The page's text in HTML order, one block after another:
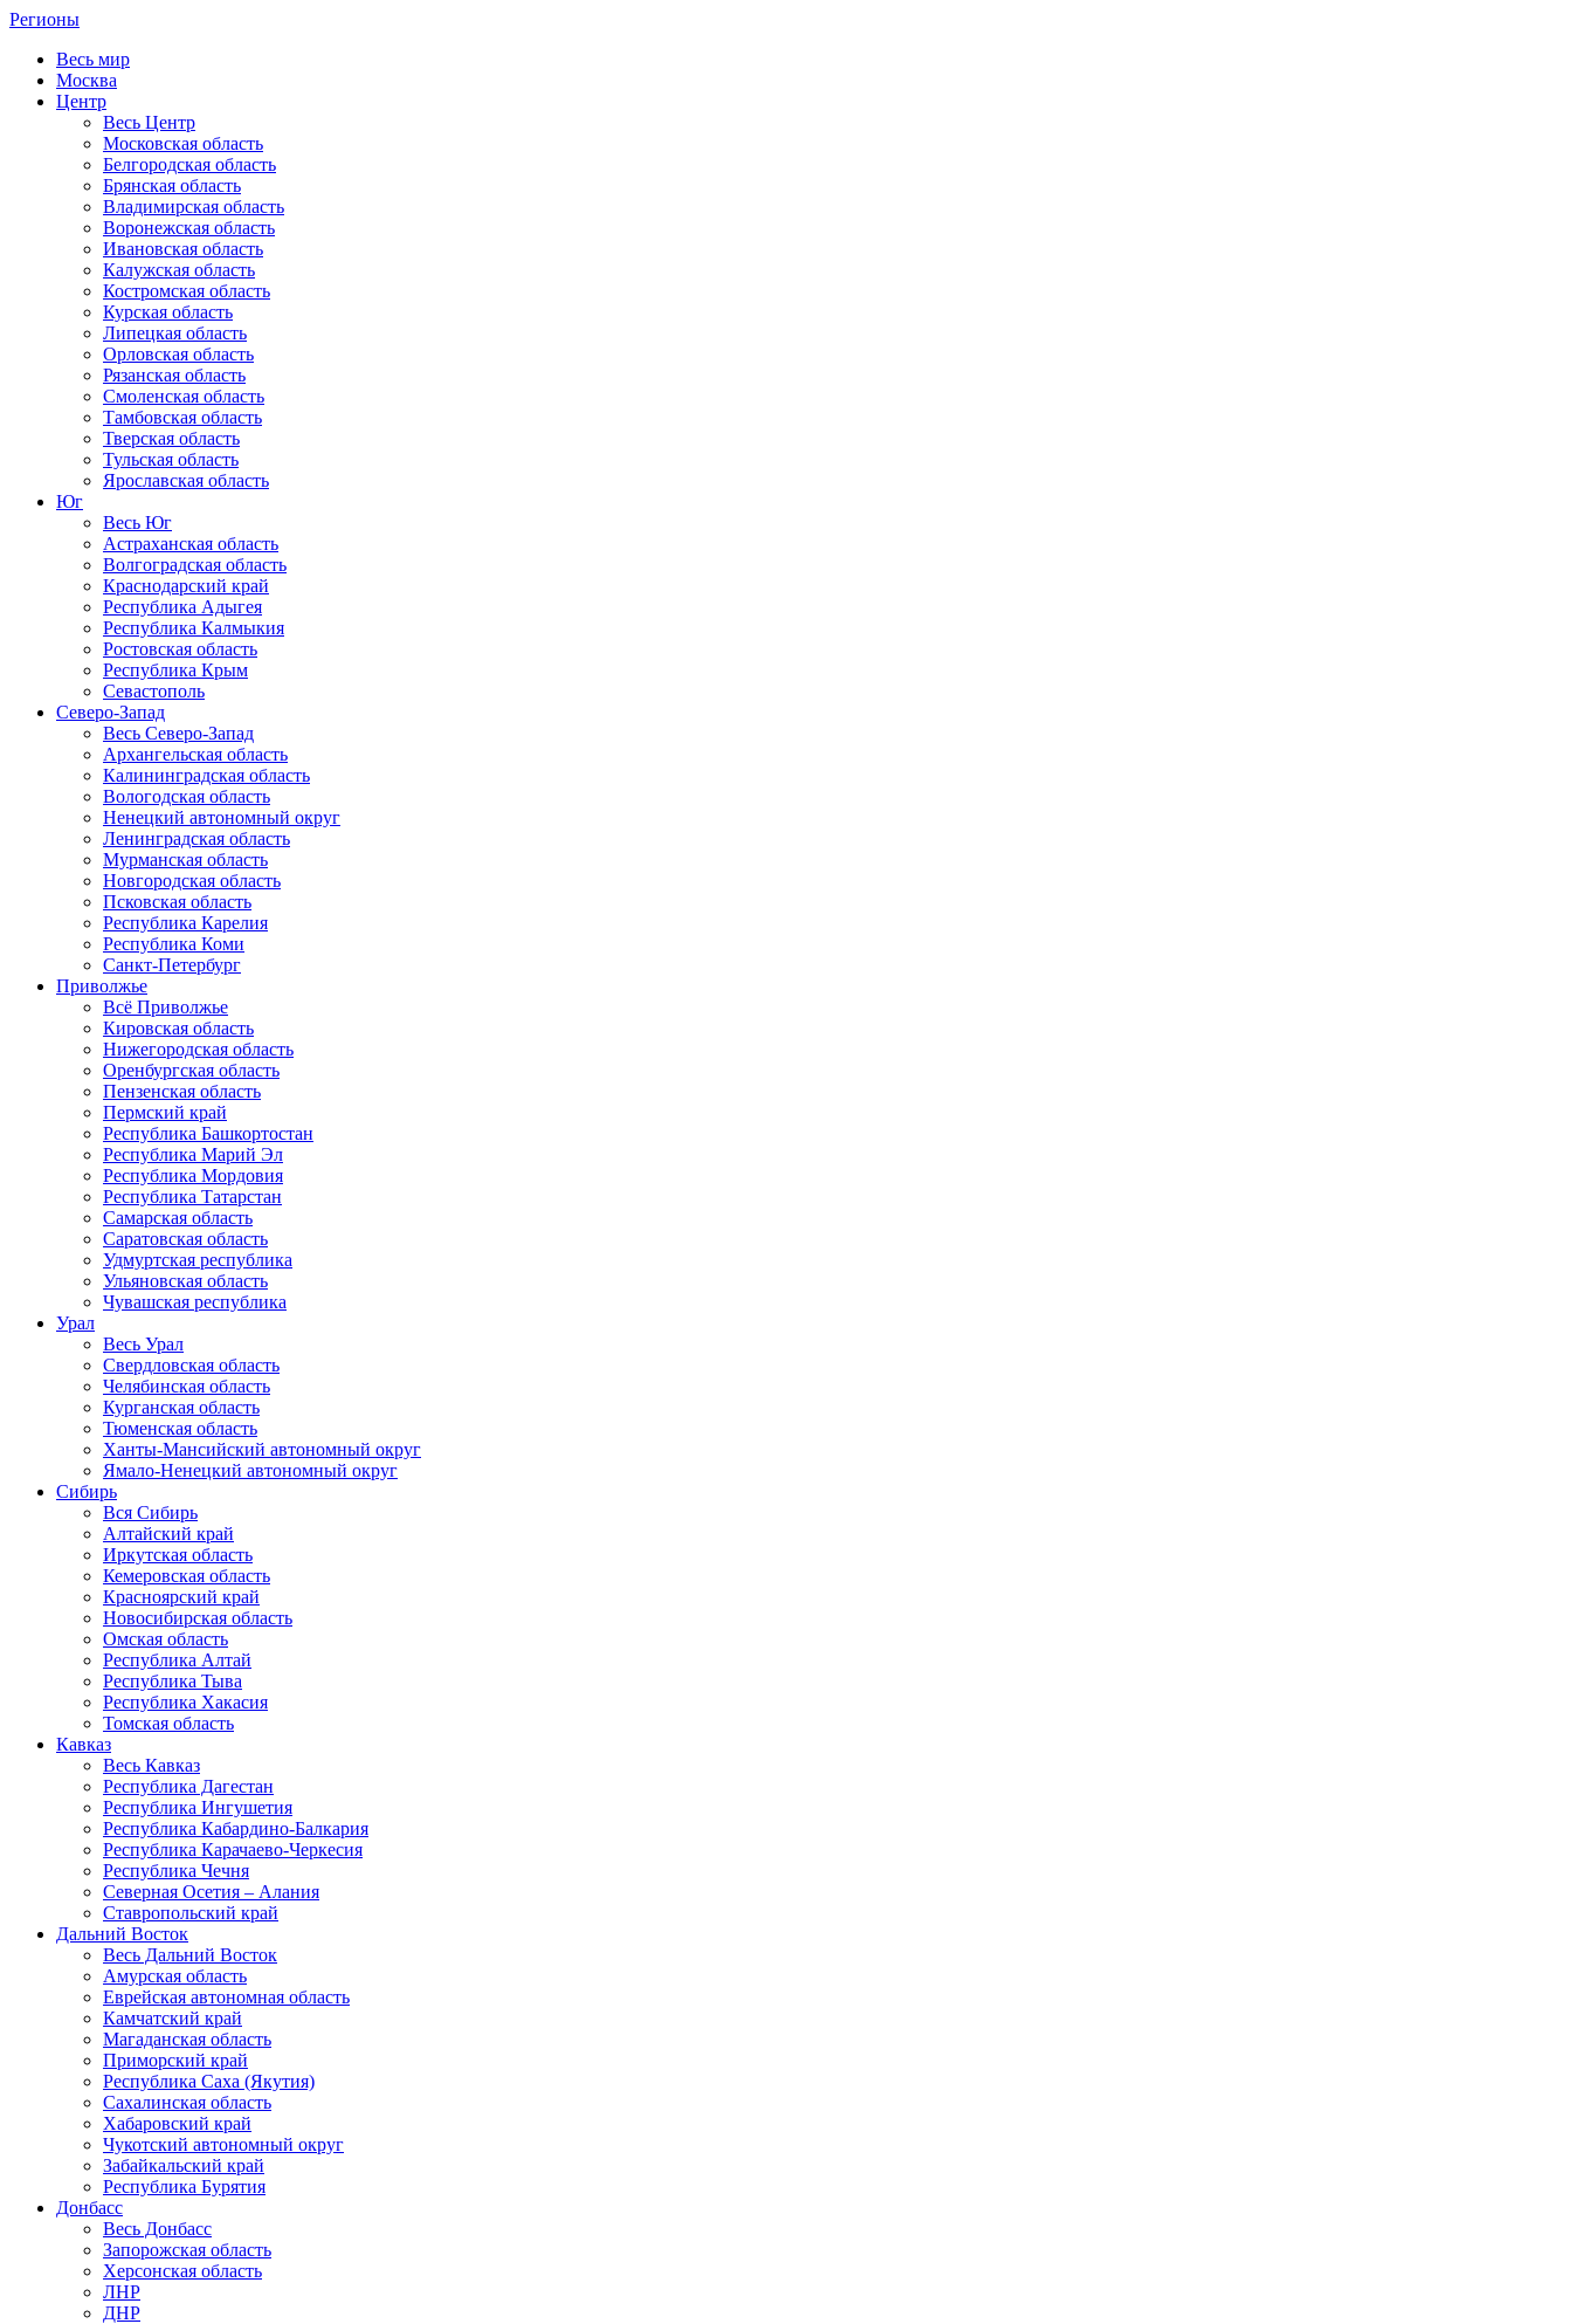
Регионы
Весь мир
Москва
Центр
Весь Центр
Московская область
Белгородская область
Брянская область
Владимирская область
Воронежская область
Ивановская область
Калужская область
Костромская область
Курская область
Липецкая область
Орловская область
Рязанская область
Смоленская область
Тамбовская область
Тверская область
Тульская область
Ярославская область
Юг
Весь Юг
Астраханская область
Волгоградская область
Краснодарский край
Республика Адыгея
Республика Калмыкия
Ростовская область
Республика Крым
Севастополь
Северо-Запад
Весь Северо-Запад
Архангельская область
Калининградская область
Вологодская область
Ненецкий автономный округ
Ленинградская область
Мурманская область
Новгородская область
Псковская область
Республика Карелия
Республика Коми
Санкт-Петербург
Приволжье
Всё Приволжье
Кировская область
Нижегородская область
Оренбургская область
Пензенская область
Пермский край
Республика Башкортостан
Республика Марий Эл
Республика Мордовия
Республика Татарстан
Самарская область
Саратовская область
Удмуртская республика
Ульяновская область
Чувашская республика
Урал
Весь Урал
Свердловская область
Челябинская область
Курганская область
Тюменская область
Ханты-Мансийский автономный округ
Ямало-Ненецкий автономный округ
Сибирь
Вся Сибирь
Алтайский край
Иркутская область
Кемеровская область
Красноярский край
Новосибирская область
Омская область
Республика Алтай
Республика Тыва
Республика Хакасия
Томская область
Кавказ
Весь Кавказ
Республика Дагестан
Республика Ингушетия
Республика Кабардино-Балкария
Республика Карачаево-Черкесия
Республика Чечня
Северная Осетия – Алания
Ставропольский край
Дальний Восток
Весь Дальний Восток
Амурская область
Еврейская автономная область
Камчатский край
Магаданская область
Приморский край
Республика Саха (Якутия)
Сахалинская область
Хабаровский край
Чукотский автономный округ
Забайкальский край
Республика Бурятия
Донбасс
Весь Донбасс
Запорожская область
Херсонская область
ЛНР
ДНР